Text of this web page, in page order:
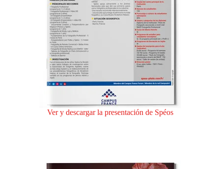
Ver y descargar la presentación de Spéos